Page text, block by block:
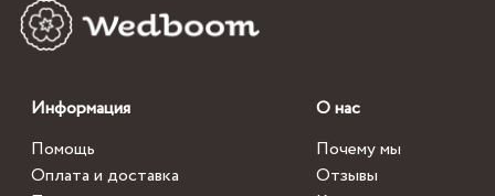
Информация
Помощь
Оплата и доставка
О нас
Почему мы
Отзывы